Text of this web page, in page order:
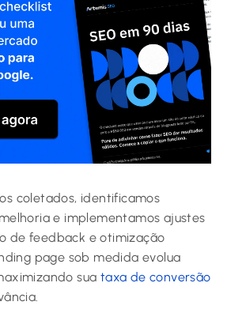
coletados, identificamos
e implementamos ajustes
de feedback e otimização
page sob medida evolua
sua taxa de conversão